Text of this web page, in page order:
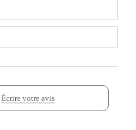
Écrire votre avis